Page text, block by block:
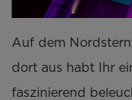
Auf dem
dort aus habt Ihr
faszinierend